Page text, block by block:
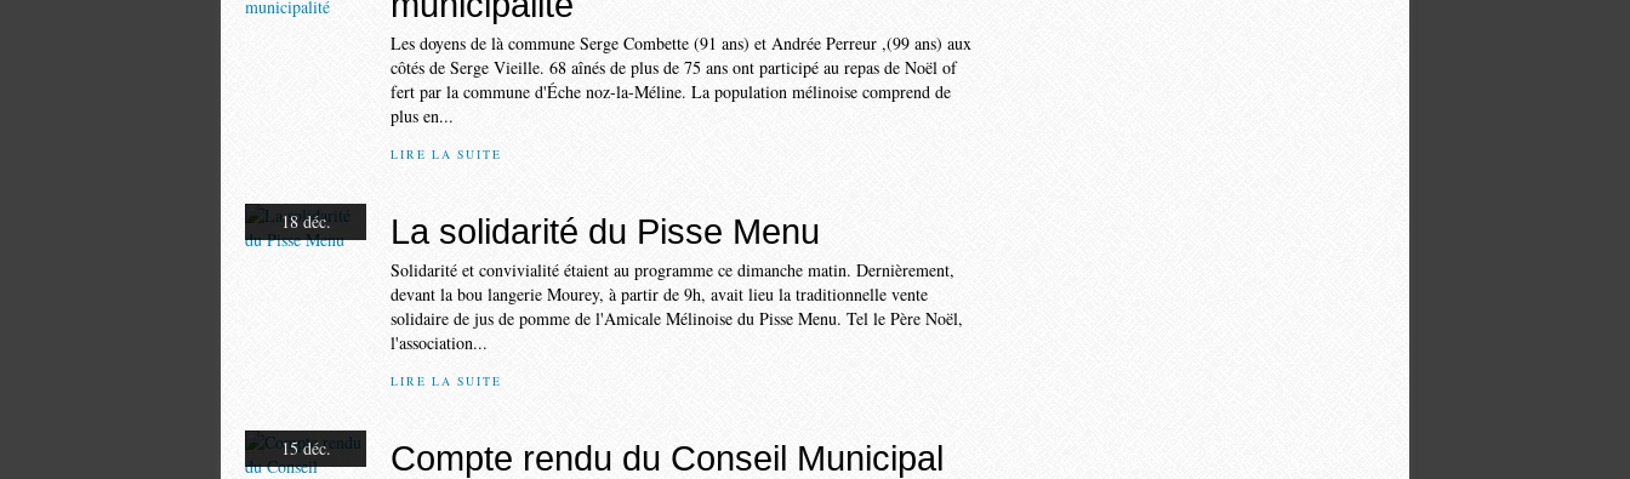
Les doyens de là commune Serge Combette (91 ans) et Andrée Perreur ,(99 ans) aux
côtés de Serge Vieille. 68 aînés de plus de 75 ans ont participé au repas de Noël of
fert par la commune d'Éche noz-la-Méline. La population mélinoise comprend de
plus en...
LIRE LA SUITE
18 déc. La solidarité du Pisse Menu
Solidarité et convivialité étaient au programme ce dimanche matin. Dernièrement,
devant la bou langerie Mourey, à partir de 9h, avait lieu la traditionnelle vente
solidaire de jus de pomme de l'Amicale Mélinoise du Pisse Menu. Tel le Père Noël,
l'association...
LIRE LA SUITE
15 déc. Compte rendu du Conseil Municipal